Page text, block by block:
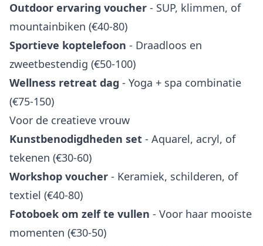
Outdoor ervaring voucher - SUP, klimmen, of
mountainbiken (€40-80)
Sportieve koptelefoon - Draadloos en
zweetbestendig (€50-100)
Wellness retreat dag - Yoga + spa combinatie
(€75-150)
Voor de creatieve vrouw
Kunstbenodigdheden set - Aquarel, acryl, of
tekenen (€30-60)
Workshop voucher - Keramiek, schilderen, of
textiel (€40-80)
Fotoboek om zelf te vullen - Voor haar mooiste
momenten (€30-50)